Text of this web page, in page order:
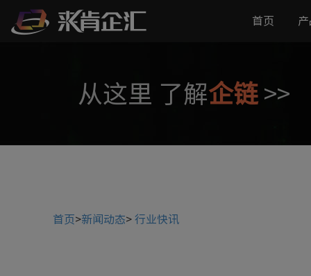
首页
从这里 了解企链 >>
首页>新闻动态> 行业快讯